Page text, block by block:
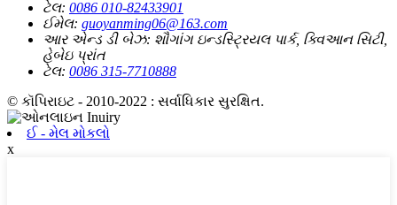
ટેલ: 0086 010-82433901
ઈમેલ: guoyanming06@163.com
આર એન્ડ ડી બેઝ: શૌગાંગ ઇન્ડસ્ટ્રિયલ પાર્ક, ક્વિઆન સિટી,
હેબેઇ પ્રાંત
ટેલ: 0086 315-7710888
© કૉપિરાઇટ - 2010-2022 : સર્વાધિકાર સુરક્ષિત.
ઈ - મેલ મોકલો
x